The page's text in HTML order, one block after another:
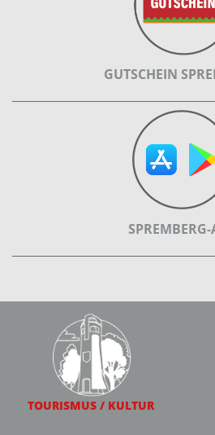
GUTSCHEIN
SPREMBERG-
TOURISMUS / KULTUR